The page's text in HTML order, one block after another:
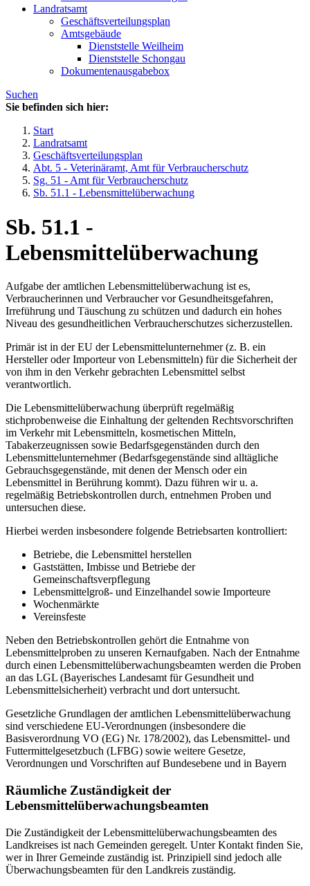
Landratsamt
Geschäftsverteilungsplan
Amtsgebäude
Dienststelle Weilheim
Dienststelle Schongau
Dokumentenausgabebox
Suchen
Sie befinden sich hier:
Start
Landratsamt
Geschäftsverteilungsplan
Abt. 5 - Veterinäramt, Amt für Verbraucherschutz
Sg. 51 - Amt für Verbraucherschutz
Sb. 51.1 - Lebensmittelüberwachung
Sb. 51.1 -
Lebensmittelüberwachung
Aufgabe der amtlichen Lebensmittelüberwachung ist es,
Verbraucherinnen und Verbraucher vor Gesundheitsgefahren,
Irreführung und Täuschung zu schützen und dadurch ein hohes
Niveau des gesundheitlichen Verbraucherschutzes sicherzustellen.
Primär ist in der EU der Lebensmittelunternehmer (z. B. ein
Hersteller oder Importeur von Lebensmitteln) für die Sicherheit der
von ihm in den Verkehr gebrachten Lebensmittel selbst
verantwortlich.
Die Lebensmittelüberwachung überprüft regelmäßig
stichprobenweise die Einhaltung der geltenden Rechtsvorschriften
im Verkehr mit Lebensmitteln, kosmetischen Mitteln,
Tabakerzeugnissen sowie Bedarfsgegenständen durch den
Lebensmittelunternehmer (Bedarfsgegenstände sind alltägliche
Gebrauchsgegenstände, mit denen der Mensch oder ein
Lebensmittel in Berührung kommt). Dazu führen wir u. a.
regelmäßig Betriebskontrollen durch, entnehmen Proben und
untersuchen diese.
Hierbei werden insbesondere folgende Betriebsarten kontrolliert:
Betriebe, die Lebensmittel herstellen
Gaststätten, Imbisse und Betriebe der
Gemeinschaftsverpflegung
Lebensmittelgroß- und Einzelhandel sowie Importeure
Wochenmärkte
Vereinsfeste
Neben den Betriebskontrollen gehört die Entnahme von
Lebensmittelproben zu unseren Kernaufgaben. Nach der Entnahme
durch einen Lebensmittelüberwachungsbeamten werden die Proben
an das LGL (Bayerisches Landesamt für Gesundheit und
Lebensmittelsicherheit) verbracht und dort untersucht.
Gesetzliche Grundlagen der amtlichen Lebensmittelüberwachung
sind verschiedene EU-Verordnungen (insbesondere die
Basisverordnung VO (EG) Nr. 178/2002), das Lebensmittel- und
Futtermittelgesetzbuch (LFBG) sowie weitere Gesetze,
Verordnungen und Vorschriften auf Bundesebene und in Bayern
Räumliche Zuständigkeit der
Lebensmittelüberwachungsbeamten
Die Zuständigkeit der Lebensmittelüberwachungsbeamten des
Landkreises ist nach Gemeinden geregelt. Unter Kontakt finden Sie,
wer in Ihrer Gemeinde zuständig ist. Prinzipiell sind jedoch alle
Überwachungsbeamten für den Landkreis zuständig.